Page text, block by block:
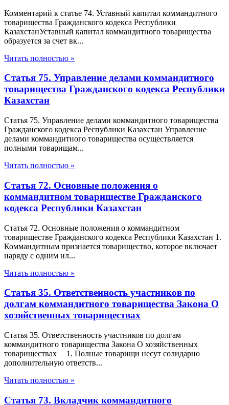
Комментарий к статье 74. Уставный капитал коммандитного
товарищества Гражданского кодекса Республики
КазахстанУставный капитал коммандитного товарищества
образуется за счет вк...
Читать полностью »
Статья 75. Управление делами коммандитного
товарищества Гражданского кодекса Республики
Казахстан
Статья 75. Управление делами коммандитного товарищества
Гражданского кодекса Республики Казахстан Управление
делами коммандитного товарищества осуществляется
полными товарищам...
Читать полностью »
Статья 72. Основные положения о
коммандитном товариществе Гражданского
кодекса Республики Казахстан
Статья 72. Основные положения о коммандитном
товариществе Гражданского кодекса Республики Казахстан 1.
Коммандитным признается товарищество, которое включает
наряду с одним ил...
Читать полностью »
Статья 35. Ответственность участников по
долгам коммандитного товарищества Закона О
хозяйственных товариществах
Статья 35. Ответственность участников по долгам
коммандитного товарищества Закона О хозяйственных
товариществах 1. Полные товарищи несут солидарно
дополнительную ответств...
Читать полностью »
Статья 73. Вкладчик коммандитного